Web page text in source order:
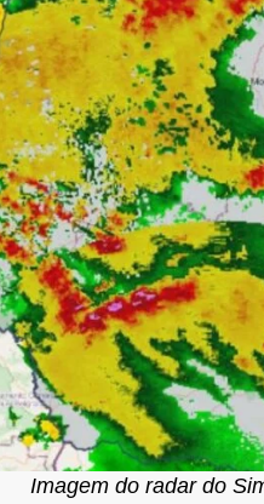
Imagem do radar do